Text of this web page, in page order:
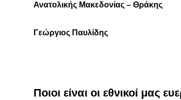
Ανατολικής Μακεδονίας – Θράκης
Γεώργιος Παυλίδης
Ποιοι είναι οι εθνικοί μας